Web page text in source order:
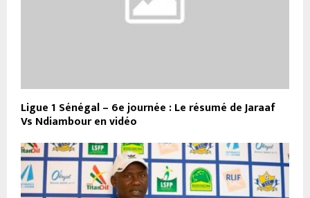
Ligue 1 Sénégal – 6e journée : Le résumé de Jaraaf
Vs Ndiambour en vidéo